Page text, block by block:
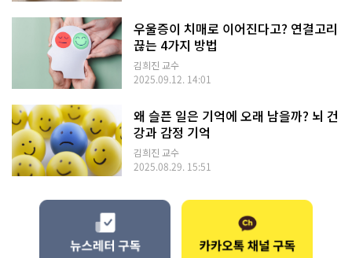
우울증이 치매로 이어진다고? 연결고리
끊는 4가지 방법
김희진 교수
2025.09.12. 14:01
왜 슬픈 일은 기억에 오래 남을까? 뇌 건
강과 감정 기억
김희진 교수
2025.08.29. 15:51